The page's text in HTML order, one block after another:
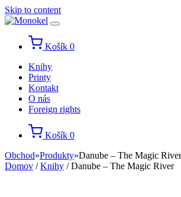
Skip to content
Košík 0
Knihy
Printy
Kontakt
O nás
Foreign rights
Košík 0
Obchod»Produkty»Danube – The Magic River
Domov /Knihy / Danube – The Magic River